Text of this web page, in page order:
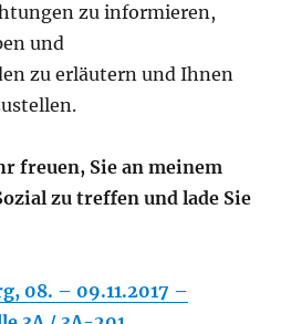
zu informieren,
und
zu erläutern und Ihnen
freuen, Sie an meinem
zu treffen und lade Sie
08. – 09.11.2017 –